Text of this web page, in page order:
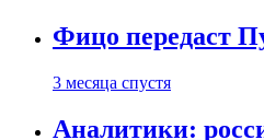
Фицо передаст
3 месяца спустя
Аналитики: